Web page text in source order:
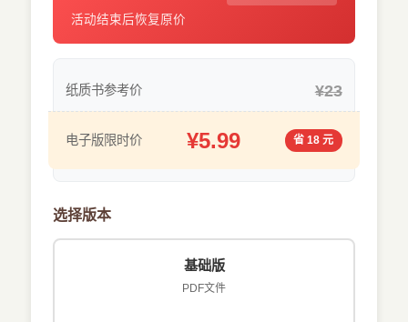
活动结束后恢复原价
纸质书参考价 ¥23
电子版限时价 ¥5.99 省 18 元
选择版本
基础版
PDF文件